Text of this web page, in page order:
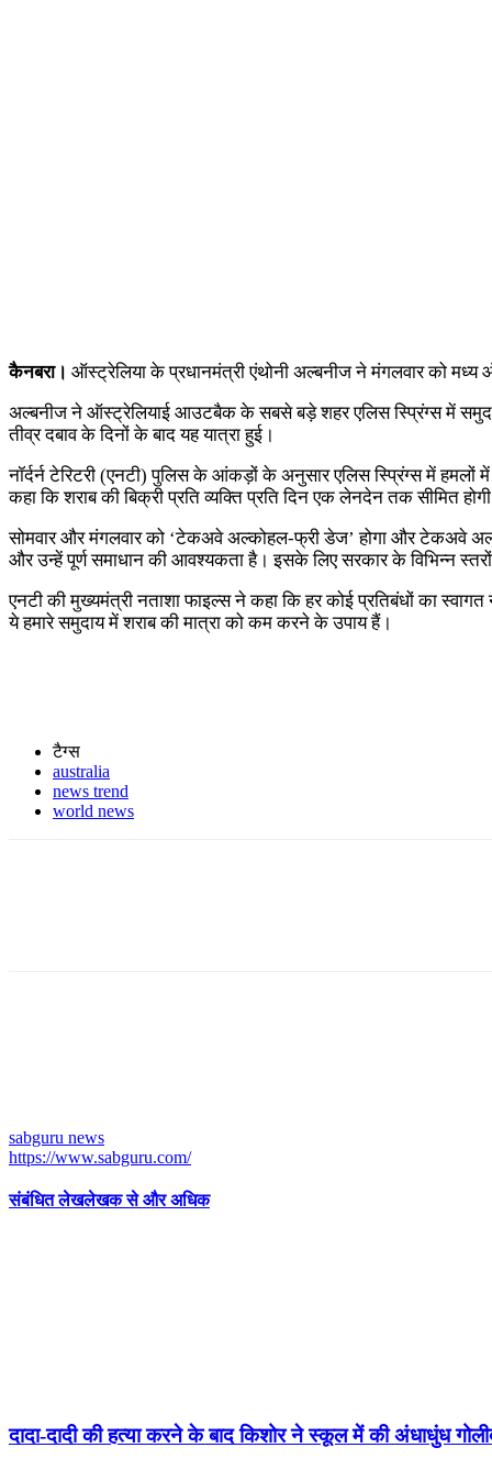
कैनबरा। ऑस्ट्रेलिया के प्रधानमंत्री एंथोनी अल्बनीज ने मंगलवार को
अल्बनीज ने ऑस्ट्रेलियाई आउटबैक के सबसे बड़े शहर एलिस स्प्रिंग्स में
तीव्र दबाव के दिनों के बाद यह यात्रा हुई।
नॉर्दर्न टेरिटरी (एनटी) पुलिस के आंकड़ों के अनुसार एलिस स्प्रिंग्स में
कहा कि शराब की बिक्री प्रति व्यक्ति प्रति दिन एक लेनदेन तक सीमित
सोमवार और मंगलवार को ‘टेकअवे अल्कोहल-फ्री डेज’ होगा और टेकअवे
और उन्हें पूर्ण समाधान की आवश्यकता है। इसके लिए सरकार के विभिन्न
एनटी की मुख्यमंत्री नताशा फाइल्स ने कहा कि हर कोई प्रतिबंधों का
ये हमारे समुदाय में शराब की मात्रा को कम करने के उपाय हैं।
टैग्स
australia
news trend
world news
sabguru news
https://www.sabguru.com/
संबंधित लेखलेखक से और अधिक
दादा-दादी की हत्या करने के बाद किशोर ने स्कूल में की अंधाधुंध